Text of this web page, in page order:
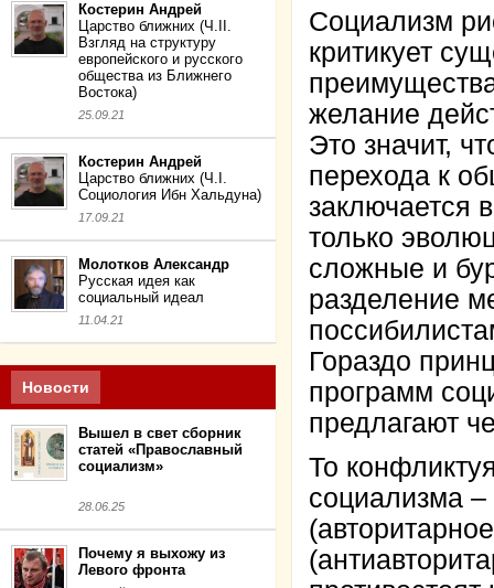
Костерин Андрей
Царство ближних (Ч.II.
Взгляд на структуру
европейского и русского
общества из Ближнего
Востока)
25.09.21
Костерин Андрей
Царство ближних (Ч.I.
Социология Ибн Хальдуна)
17.09.21
Молотков Александр
Русская идея как
социальный идеал
11.04.21
Новости
Вышел в свет сборник
статей «Православный
социализм»
28.06.25
Почему я выхожу из
Левого фронта
Социализм
критикует
желание
Это значит,
перехода к
заключается
только
сложные и
разделение
Гораздо
программ
предлагают
То
социализма –
(авторитарное